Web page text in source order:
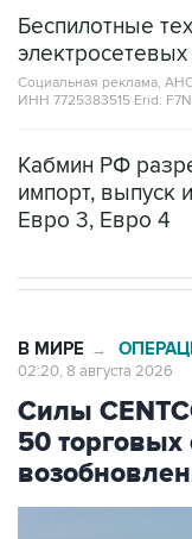
Социальная реклама,
ИНН 7725383515 Erid:
Кабмин РФ
Евро 3, Евро 4
Силы
50 торговых